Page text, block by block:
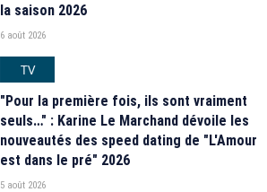
la saison 2026
6 août 2026
TV
"Pour la première fois, ils sont vraiment
seuls…" : Karine Le Marchand dévoile les
nouveautés des speed dating de "L'Amour
est dans le pré" 2026
5 août 2026